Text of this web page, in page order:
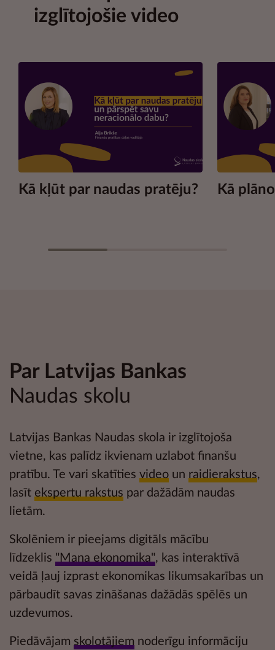
izglītojošie video
Kā kļūt par naudas pratēju? Kā
Par Latvijas Bankas
Naudas skolu
Latvijas Bankas Naudas skola ir izglītojoša
vietne, kas palīdz ikvienam uzlabot finanšu
pratību. Te vari skatīties video un raidierakstus,
lasīt ekspertu rakstus par dažādām naudas
lietām.
Skolēniem ir pieejams digitāls mācību
līdzeklis "Mana ekonomika", kas interaktīvā
veidā ļauj izprast ekonomikas likumsakarības un
pārbaudīt savas zināšanas dažādās spēlēs un
uzdevumos.
Piedāvājam skolotājiem noderīgu informāciju